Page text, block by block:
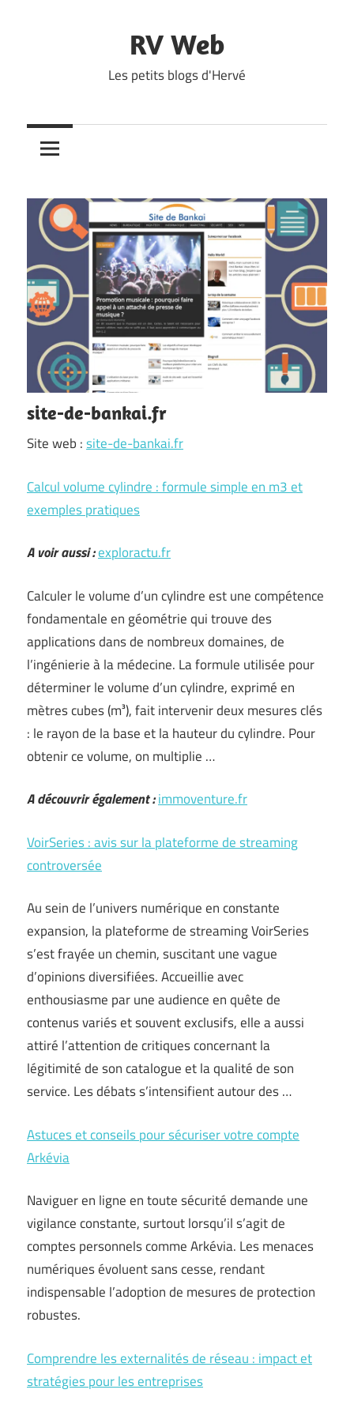
RV Web
Les petits blogs d'Hervé
site-de-bankai.fr
Site web :site-de-bankai.fr
Calcul volume cylindre : formule simple en m3 et
exemples pratiques
A voir aussi :exploractu.fr
Calculer le volume d’un cylindre est une compétence
fondamentale en géométrie qui trouve des
applications dans de nombreux domaines, de
l’ingénierie à la médecine. La formule utilisée pour
déterminer le volume d’un cylindre, exprimé en
mètres cubes (m³), fait intervenir deux mesures clés
: le rayon de la base et la hauteur du cylindre. Pour
obtenir ce volume, on multiplie …
A découvrir également :immoventure.fr
VoirSeries : avis sur la plateforme de streaming
controversée
Au sein de l’univers numérique en constante
expansion, la plateforme de streaming VoirSeries
s’est frayée un chemin, suscitant une vague
d’opinions diversifiées. Accueillie avec
enthousiasme par une audience en quête de
contenus variés et souvent exclusifs, elle a aussi
attiré l’attention de critiques concernant la
légitimité de son catalogue et la qualité de son
service. Les débats s’intensifient autour des …
Astuces et conseils pour sécuriser votre compte
Arkévia
Naviguer en ligne en toute sécurité demande une
vigilance constante, surtout lorsqu’il s’agit de
comptes personnels comme Arkévia. Les menaces
numériques évoluent sans cesse, rendant
indispensable l’adoption de mesures de protection
robustes.
Comprendre les externalités de réseau : impact et
stratégies pour les entreprises